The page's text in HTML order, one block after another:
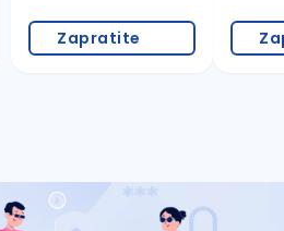
Zapratite